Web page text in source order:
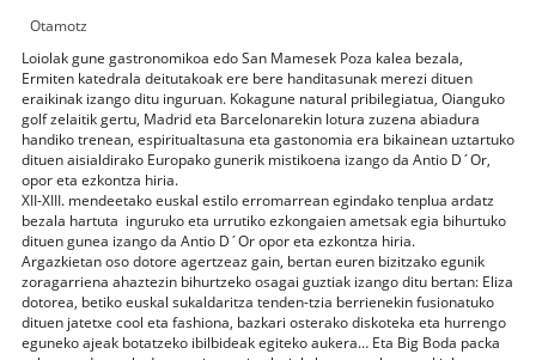
Otamotz
Loiolak gune gastronomikoa edo San Mamesek Poza kalea bezala,
Ermiten katedrala deitutakoak ere bere handitasunak merezi dituen
eraikinak izango ditu inguruan. Kokagune natural pribilegiatua, Oianguko
golf zelaitik gertu, Madrid eta Barcelonarekin lotura zuzena abiadura
handiko trenean, espiritualtasuna eta gastonomia era bikainean uztartuko
dituen aisialdirako Europako gunerik mistikoena izango da Antio D´Or,
opor eta ezkontza hiria.
XII-XIII. mendeetako euskal estilo erromarrean egindako tenplua ardatz
bezala hartuta inguruko eta urrutiko ezkongaien ametsak egia bihurtuko
dituen gunea izango da Antio D´Or opor eta ezkontza hiria.
Argazkietan oso dotore agertzeaz gain, bertan euren bizitzako egunik
zoragarriena ahaztezin bihurtzeko osagai guztiak izango ditu bertan: Eliza
dotorea, betiko euskal sukaldaritza tenden-tzia berrienekin fusionatuko
dituen jatetxe cool eta fashiona, bazkari osterako diskoteka eta hurrengo
eguneko ajeak botatzeko ibilbideak egiteko aukera… Eta Big Boda packa